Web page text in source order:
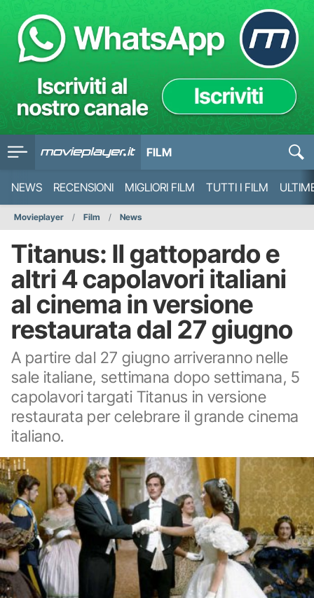
FILM
NEWS RECENSIONI MIGLIORI FILM TUTTI I FILM
Movieplayer Film News
Titanus: Il gattopardo e
altri 4 capolavori italiani
al cinema in versione
restaurata dal 27 giugno
A partire dal 27 giugno arriveranno nelle
sale italiane, settimana dopo settimana, 5
capolavori targati Titanus in versione
restaurata per celebrare il grande cinema
italiano.